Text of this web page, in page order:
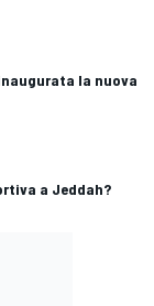
la nuova
a Jeddah?